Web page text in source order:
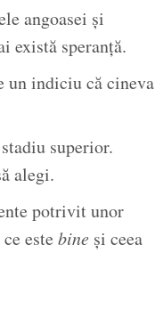
angoasei și
există speranță.
un indiciu că cineva
superior.
alegi.
potrivit unor
este bine și ceea